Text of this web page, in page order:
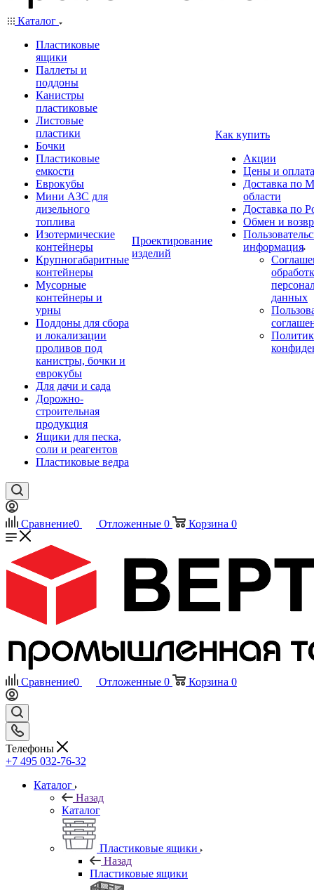
Каталог
Пластиковые
ящики
Паллеты и
поддоны
Канистры
пластиковые
Листовые
пластики
Бочки
Пластиковые
емкости
Еврокубы
Мини АЗС для
дизельного
топлива
Изотермические
контейнеры
Крупногабаритные
контейнеры
Мусорные
контейнеры и
урны
Поддоны для сбора
и локализации
проливов под
канистры, бочки и
еврокубы
Для дачи и сада
Дорожно-
строительная
продукция
Ящики для песка,
соли и реагентов
Пластиковые ведра
Проектирование
изделий
Как купить
Акции
Цены и оплата
Доставка по
области
Доставка по
Обмен и
информация
данных
Сравнение0 Отложенные 0 Корзина 0
Сравнение0 Отложенные 0 Корзина 0
Телефоны
+7 495 032-76-32
Каталог
Назад
Каталог
Пластиковые ящики
Назад
Пластиковые ящики